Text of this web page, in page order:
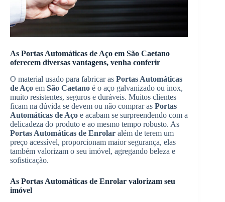
As Portas Automáticas de Aço em São Caetano
oferecem diversas vantagens, venha conferir
O material usado para fabricar as Portas Automáticas
de Aço em São Caetano é o aço galvanizado ou inox,
muito resistentes, seguros e duráveis. Muitos clientes
ficam na dúvida se devem ou não comprar as Portas
Automáticas de Aço e acabam se surpreendendo com a
delicadeza do produto e ao mesmo tempo robusto. As
Portas Automáticas de Enrolar além de terem um
preço acessível, proporcionam maior segurança, elas
também valorizam o seu imóvel, agregando beleza e
sofisticação.
As Portas Automáticas de Enrolar valorizam seu
imóvel